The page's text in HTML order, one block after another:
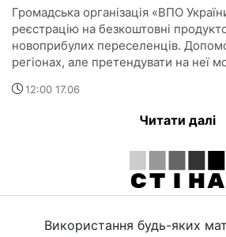
Громадська організація «ВПО
реєстрацію на безкоштовні
новоприбулих переселенців.
регіонах, але претендувати на неї
12:00 17.06
Читати далі
Використання будь-яких